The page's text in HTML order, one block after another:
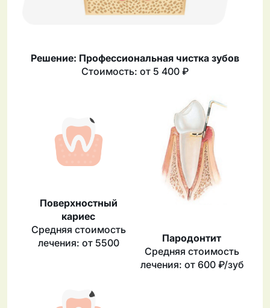
Решение: Профессиональная чистка зубов
Стоимость: от 5 400 ₽
Поверхностный
кариес
Средняя стоимость
лечения: от 5500
Пародонтит
Средняя стоимость
лечения: от 600 ₽/зуб